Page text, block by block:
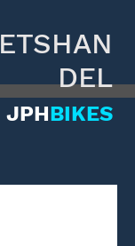
DEL
JPHBIKES